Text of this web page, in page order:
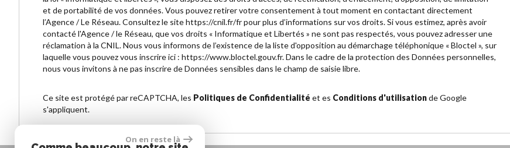
et de portabilité de vos données. Vous pouvez retirer votre consentement à tout moment en contactant directement
l’Agence / Le Réseau. Consultez le sitehttps://cnil.fr/frpour plus d’informations sur vos droits. Si vous estimez, après avoir
contacté l'Agence / le Réseau, que vos droits « Informatique et Libertés » ne sont pas respectés, vous pouvez adresser une
réclamation à la CNIL. Nous vous informons de l’existence de la liste d'opposition au démarchage téléphonique « Bloctel », sur
laquelle vous pouvez vous inscrire ici : https://www.bloctel.gouv.fr. Dans le cadre de la protection des Données personnelles,
nous vous invitons à ne pas inscrire de Données sensibles dans le champ de saisie libre.
Ce site est protégé par reCAPTCHA, les Politiques de Confidentialité et es Conditions d'utilisationde Google
s'appliquent.
On en reste là